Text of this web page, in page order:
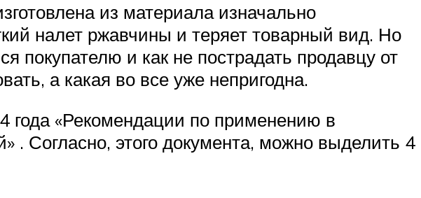
из материала изначально
налет ржавчины и теряет товарный вид. Но
покупателю и как не пострадать продавцу от
а какая во все уже непригодна.
года «Рекомендации по применению в
. Согласно, этого документа, можно выделить 4